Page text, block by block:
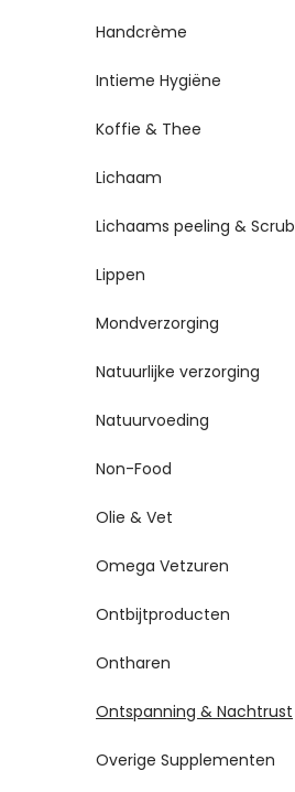
Handcrème
Intieme Hygiëne
Koffie & Thee
Lichaam
Lichaams peeling & Scrub
Lippen
Mondverzorging
Natuurlijke verzorging
Natuurvoeding
Non-Food
Olie & Vet
Omega Vetzuren
Ontbijtproducten
Ontharen
Ontspanning & Nachtrust
Overige Supplementen